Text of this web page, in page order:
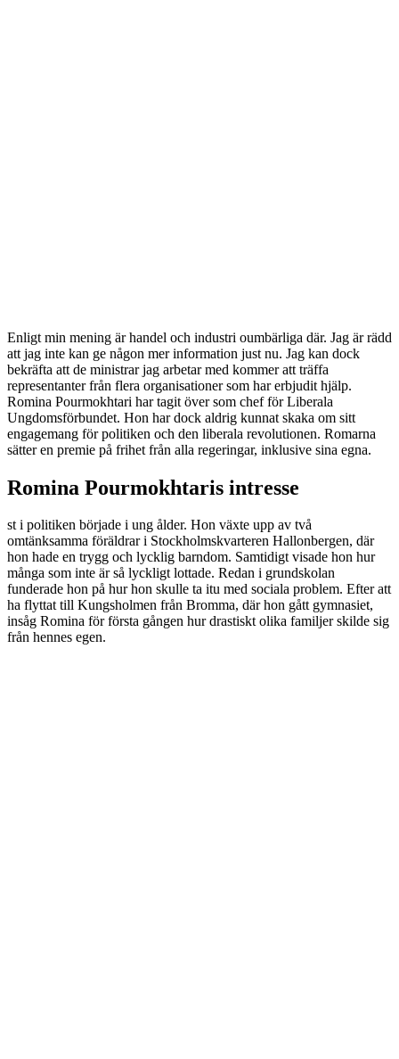
Enligt min mening är handel och industri oumbärliga där. Jag är rädd
att jag inte kan ge någon mer information just nu. Jag kan dock
bekräfta att de ministrar jag arbetar med kommer att träffa
representanter från flera organisationer som har erbjudit hjälp.
Romina Pourmokhtari har tagit över som chef för Liberala
Ungdomsförbundet. Hon har dock aldrig kunnat skaka om sitt
engagemang för politiken och den liberala revolutionen. Romarna
sätter en premie på frihet från alla regeringar, inklusive sina egna.
Romina Pourmokhtaris intresse
st i politiken började i ung ålder. Hon växte upp av två
omtänksamma föräldrar i Stockholmskvarteren Hallonbergen, där
hon hade en trygg och lycklig barndom. Samtidigt visade hon hur
många som inte är så lyckligt lottade. Redan i grundskolan
funderade hon på hur hon skulle ta itu med sociala problem. Efter att
ha flyttat till Kungsholmen från Bromma, där hon gått gymnasiet,
insåg Romina för första gången hur drastiskt olika familjer skilde sig
från hennes egen.